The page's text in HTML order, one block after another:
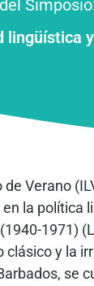
lingüística
Verano
la política
1971)
y la
se